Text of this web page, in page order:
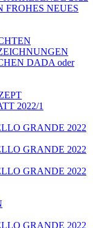
FROHES NEUES
DADA oder
2022/1
GRANDE 2022
GRANDE 2022
GRANDE 2022
GRANDE 2022